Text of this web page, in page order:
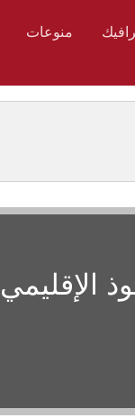
منوعات
الإقليمي